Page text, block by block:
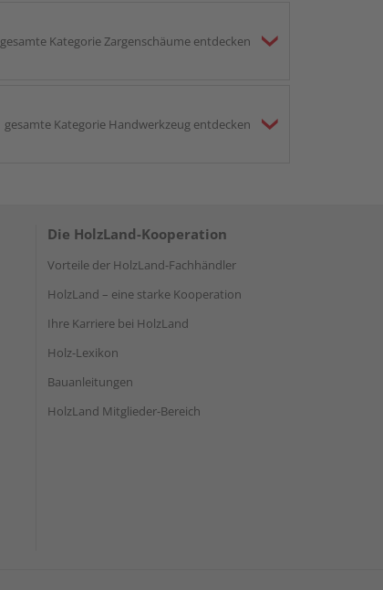
gesamte Kategorie Zargenschäume entdecken
gesamte Kategorie Handwerkzeug entdecken
Die HolzLand-Kooperation
Vorteile der HolzLand-Fachhändler
HolzLand – eine starke Kooperation
Ihre Karriere bei HolzLand
Holz-Lexikon
Bauanleitungen
HolzLand Mitglieder-Bereich